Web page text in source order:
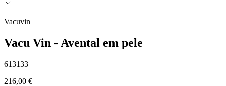
Vacuvin
Vacu Vin - Avental em pele
613133
216,00 €